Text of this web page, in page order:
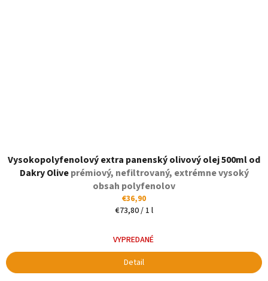
hodnotenie
produktu
je
5,0
z
Vysokopolyfenolový extra panenský olivový olej 500ml od
Dakry Oliveprémiový, nefiltrovaný, extrémne vysoký
obsah polyfenolov
€36,90
Jednotková
€73,80 / 1 l
VYPREDANÉ
Detail